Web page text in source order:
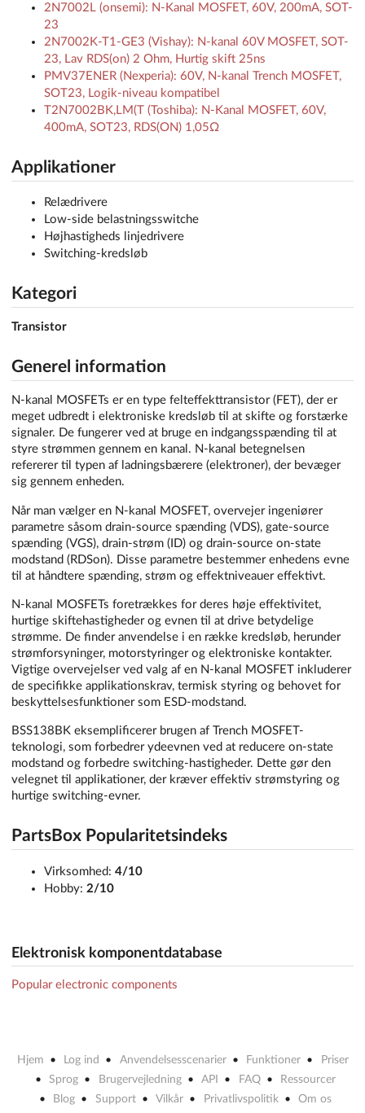
2N7002L (onsemi): N-Kanal MOSFET, 60V, 200mA, SOT-
23
2N7002K-T1-GE3 (Vishay): N-kanal 60V MOSFET, SOT-
23, Lav RDS(on) 2 Ohm, Hurtig skift 25ns
PMV37ENER (Nexperia): 60V, N-kanal Trench MOSFET,
SOT23, Logik-niveau kompatibel
T2N7002BK,LM(T (Toshiba): N-Kanal MOSFET, 60V,
400mA, SOT23, RDS(ON) 1,05Ω
Applikationer
Relædrivere
Low-side belastningsswitche
Højhastigheds linjedrivere
Switching-kredsløb
Kategori
Transistor
Generel information
N-kanal MOSFETs er en type felteffekttransistor (FET), der er
meget udbredt i elektroniske kredsløb til at skifte og forstærke
signaler. De fungerer ved at bruge en indgangsspænding til at
styre strømmen gennem en kanal. N-kanal betegnelsen
refererer til typen af ladningsbærere (elektroner), der bevæger
sig gennem enheden.
Når man vælger en N-kanal MOSFET, overvejer ingeniører
parametre såsom drain-source spænding (VDS), gate-source
spænding (VGS), drain-strøm (ID) og drain-source on-state
modstand (RDSon). Disse parametre bestemmer enhedens evne
til at håndtere spænding, strøm og effektniveauer effektivt.
N-kanal MOSFETs foretrækkes for deres høje effektivitet,
hurtige skiftehastigheder og evnen til at drive betydelige
strømme. De finder anvendelse i en række kredsløb, herunder
strømforsyninger, motorstyringer og elektroniske kontakter.
Vigtige overvejelser ved valg af en N-kanal MOSFET inkluderer
de specifikke applikationskrav, termisk styring og behovet for
beskyttelsesfunktioner som ESD-modstand.
BSS138BK eksemplificerer brugen af Trench MOSFET-
teknologi, som forbedrer ydeevnen ved at reducere on-state
modstand og forbedre switching-hastigheder. Dette gør den
velegnet til applikationer, der kræver effektiv strømstyring og
hurtige switching-evner.
PartsBox Popularitetsindeks
Virksomhed: 4/10
Hobby: 2/10
Elektronisk komponentdatabase
Popular electronic components
Hjem Log ind Anvendelsesscenarier Funktioner
Priser
Sprog
Brugervejledning API FAQ
Ressourcer
Blog
Support Vilkår Privatlivspolitik
Om os